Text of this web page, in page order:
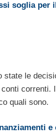
soglia per
le
correnti.
quali sono.